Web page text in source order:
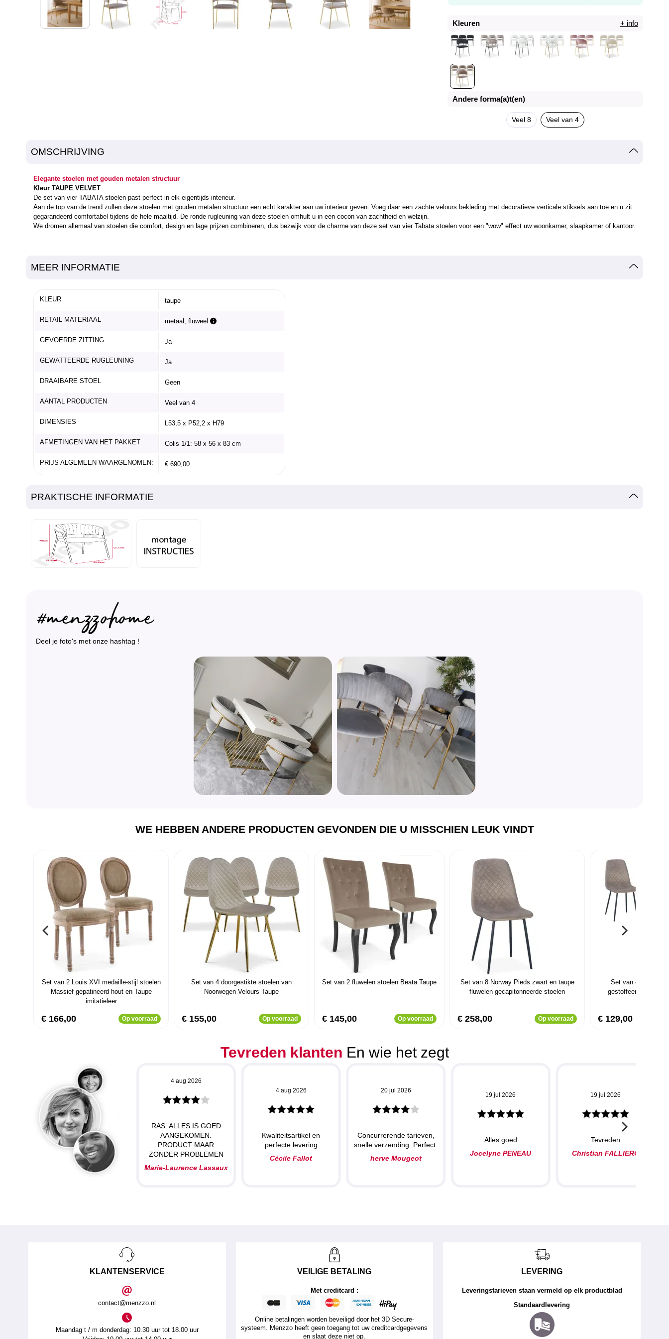
Kleuren + info
Andere forma(a)t(en)
Veel 8 Veel van 4
OMSCHRIJVING
Elegante stoelen met gouden metalen structuur
Kleur TAUPE VELVET
De set van vier TABATA stoelen past perfect in elk eigentijds interieur.
Aan de top van de trend zullen deze stoelen met gouden metalen structuur een echt karakter aan uw interieur geven Voeg daar een zachte velours bekleding met decoratieve verticale stiksels aan toe en u zit
gegarandeerd comfortabel tijdens de hele maaltijd. De ronde rugleuning van deze stoelen omhult u in een cocon van zachtheid en welzijn.
We dromen allemaal van stoelen die comfort, design en lage prijzen combineren, dus bezwijk voor de charme van deze set van vier Tabata stoelen voor een "wow" effect uw woonkamer, slaapkamer of kantoor.
MEER INFORMATIE
KLEUR taupe
RETAIL MATERIAAL metaal, fluweel
GEVOERDE ZITTING Ja
GEWATTEERDE RUGLEUNING Ja
DRAAIBARE STOEL Geen
AANTAL PRODUCTEN Veel van 4
DIMENSIES L53,5 x P52,2 x H79
AFMETINGEN VAN HET PAKKET Colis 1/1: 58 x 56 x 83 cm
PRIJS ALGEMEEN WAARGENOMEN: € 690,00
PRAKTISCHE INFORMATIE
Deel je foto's met onze hashtag !
WE HEBBEN ANDERE PRODUCTEN GEVONDEN DIE U MISSCHIEN LEUK VINDT
Set van 2 Louis XVI medaille-stijl stoelen
Massief gepatineerd hout en Taupe
imitatieleer
€ 166,00 Op voorraad
Set van 4 doorgestikte stoelen van
Noorwegen Velours Taupe
€ 155,00 Op voorraad
Set van 2 fluwelen stoelen Beata Taupe
€ 145,00 Op voorraad
Set van 8 Norway Pieds zwart en taupe
fluwelen gecapitonneerde stoelen
€ 258,00 Op voorraad
Set van 4 Norway
gestoffeerde
€ 129,00
Tevreden klanten En wie het zegt
4 aug 2026
RAS. ALLES IS GOED
AANGEKOMEN.
PRODUCT MAAR
ZONDER PROBLEMEN
Marie-Laurence Lassaux
4 aug 2026
Kwaliteitsartikel en
perfecte levering
Cécile Fallot
20 jul 2026
Concurrerende tarieven,
snelle verzending. Perfect.
herve Mougeot
19 jul 2026
Alles goed
Jocelyne PENEAU
19 jul 2026
Tevreden
Christian FALLIERO
KLANTENSERVICE
contact@menzzo.nl
Maandag t / m donderdag: 10.30 uur tot 18.00 uur
VEILIGE BETALING
Met creditcard :
Online betalingen worden beveiligd door het 3D Secure-
systeem. Menzzo heeft geen toegang tot uw creditcardgegevens
en slaat deze niet op.
LEVERING
Leveringstarieven staan vermeld op elk productblad
Standaardlevering